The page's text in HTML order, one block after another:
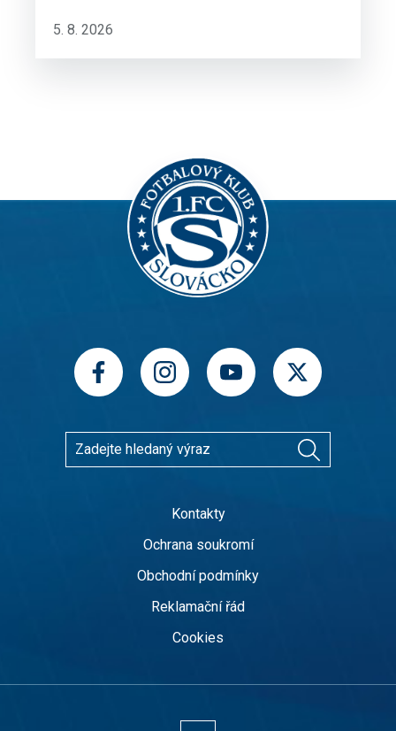
5. 8. 2026
Kontakty
Ochrana soukromí
Obchodní podmínky
Reklamační řád
Cookies